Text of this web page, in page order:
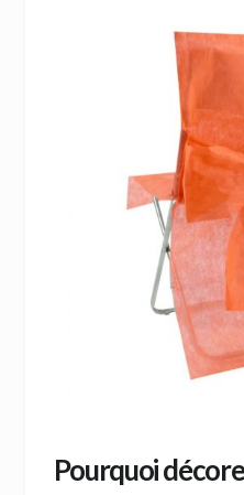
Pourquoi